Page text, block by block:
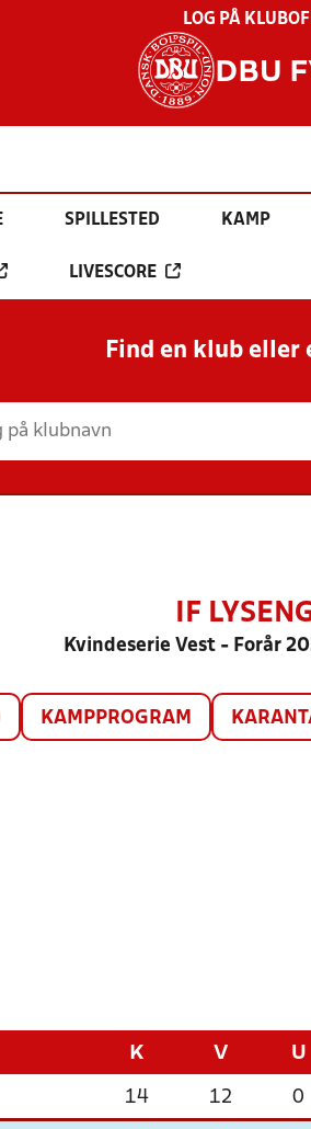
LOG PÅ
DBU
SPILLESTED KAMP
LIVESCORE
Find en klub eller
IF
Kvindeserie Vest - Forår
KAMPPROGRAM
K V U
14 12 0